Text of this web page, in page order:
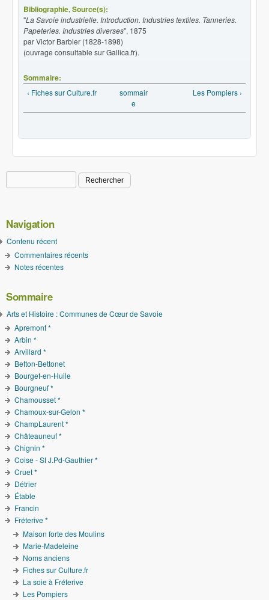
Bibliographie, Source(s):
"La Savoie industrielle. Introduction. Industries textiles. Tanneries.
Papeteries. Industries diverses", 1875
par Victor Barbier (1828-1898)
(ouvrage consultable sur Gallica.fr).
Sommaire:
‹ Fiches sur Culture.fr
sommair
e
Les Pompiers ›
Formulaire de recherche
Navigation
Contenu récent
Commentaires récents
Notes récentes
Sommaire
Arts et Histoire : Communes de Cœur de Savoie
Apremont *
Arbin *
Arvillard *
Betton-Bettonet
Bourget-en-Huile
Bourgneuf *
Chamousset *
Chamoux-sur-Gelon *
ChampLaurent *
Châteauneuf *
Chignin *
Coise - St J.Pd-Gauthier *
Cruet *
Détrier
Étable
Francin
Fréterive *
Maison forte des Moulins
Marie-Madeleine
Noms anciens
Fiches sur Culture.fr
La soie à Fréterive
Les Pompiers